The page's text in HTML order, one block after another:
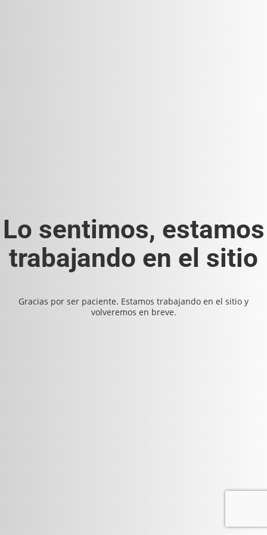
Lo sentimos, estamos
trabajando en el sitio
Gracias por ser paciente. Estamos trabajando en el sitio y
volveremos en breve.